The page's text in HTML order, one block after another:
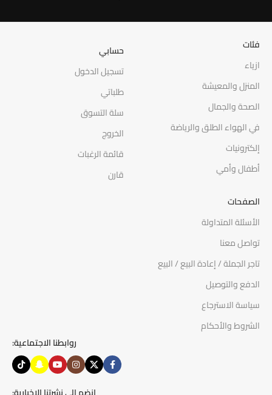
فئات
ازياء
المنزل والمعيشة
الصحة والجمال
في الهواء الطلق والرياضة
إلكترونيات
أطفال وأمي
حسابي
تسجيل الدخول
طلباتي
سلة التسوق
الخروج
قائمة الرغبات
قارن
الصفحات
الأسئلة المتداولة
تواصل معنا
تاجر الجملة / إعادة البيع / البيع
الدفع والتوصيل
سياسة الاسترجاع
الشروط والأحكام
روابطنا الاجتماعية: